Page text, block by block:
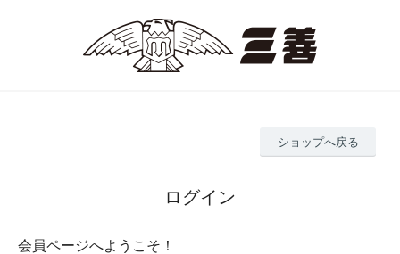
ショップへ戻る
ログイン
会員ページへようこそ！